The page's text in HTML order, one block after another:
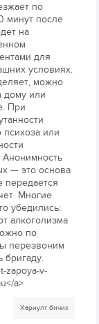
по
минут после
на
для
условиях.
можно
дому или
При
психоза или
Анонимность
— это основа
Многие
убедились:
алкоголизма
по
перезвоним
бригаду.
zapoya-v-
a>
Хариулт бичих